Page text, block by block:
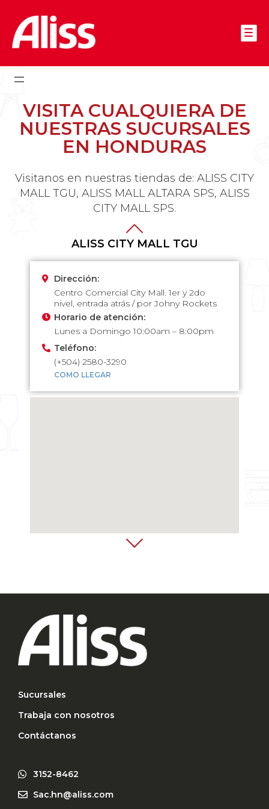
content
VISITA CUALQUIERA DE
NUESTRAS SUCURSALES
EN HONDURAS
Visitanos en nuestras tiendas de: ALISS CITY
MALL TGU, ALISS MALL ALTARA SPS, ALISS
CITY MALL SPS.
ALISS CITY MALL TGU
Dirección:
Centro Comercial City Mall. 1er y 2do
nivel, entrada atrás / por Johny Rockets
Horario de atención:
Lunes a Domingo 10:00am – 8:00pm
Teléfono:
(+504) 2580-3290
COMO LLEGAR
Dirección:
Sucursales
Trabaja con nosotros
Contáctanos
3152-8462
Sac.hn@aliss.com